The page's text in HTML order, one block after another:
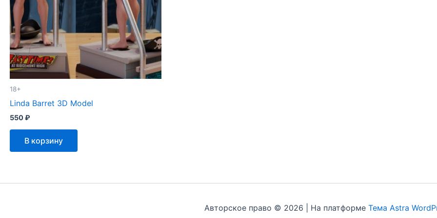
18+
Linda Barret 3D Model
550₽
В корзину
Авторское право © 2026 | На платформе Тема Astra